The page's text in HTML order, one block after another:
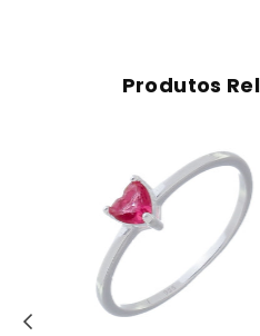
Produtos